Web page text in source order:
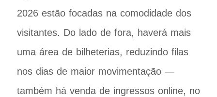
2026 estão focadas na comodidade dos
visitantes. Do lado de fora, haverá mais
uma área de bilheterias, reduzindo filas
nos dias de maior movimentação —
também há venda de ingressos online, no